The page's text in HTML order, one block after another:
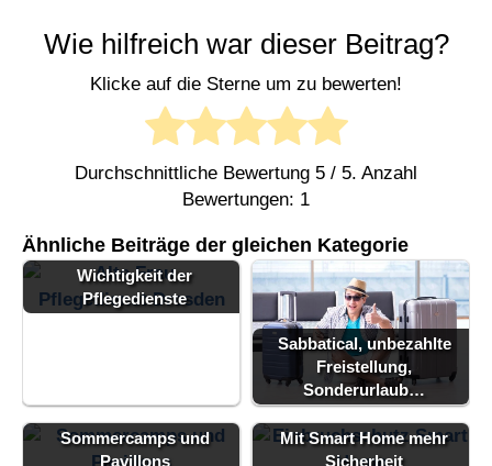
Wie hilfreich war dieser Beitrag?
Klicke auf die Sterne um zu bewerten!
Durchschnittliche Bewertung 5 / 5. Anzahl
Bewertungen: 1
Ähnliche Beiträge der gleichen Kategorie
Wichtigkeit der
Pflegedienste
Sabbatical, unbezahlte
Freistellung,
Sonderurlaub…
Sommercamps und
Pavillons
Mit Smart Home mehr
Sicherheit
Warum
Teambuilding für
Was ist eine